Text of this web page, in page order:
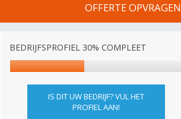
OFFERTE OPVRAGEN
BEDRIJFSPROFIEL 30% COMPLEET
IS DIT UW BEDRIJF? VUL HET
PROFIEL AAN!